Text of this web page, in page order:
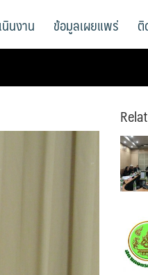
นงาน ข้อมูลเผยแพร่